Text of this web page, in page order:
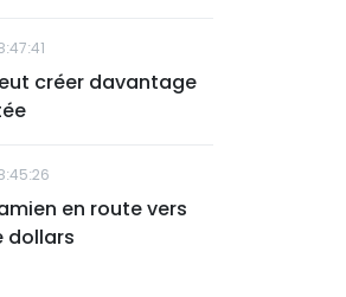
créer davantage
en route vers
dollars